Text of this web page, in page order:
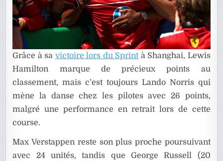
Grâce à sa victoire lors du Sprintà Shanghai, Lewis
Hamilton marque de précieux points au
classement, mais c’est toujours Lando Norris qui
mène la danse chez les pilotes avec 26 points,
malgré une performance en retrait lors de cette
course.
Max Verstappen reste son plus proche poursuivant
avec 24 unités, tandis que George Russell (20